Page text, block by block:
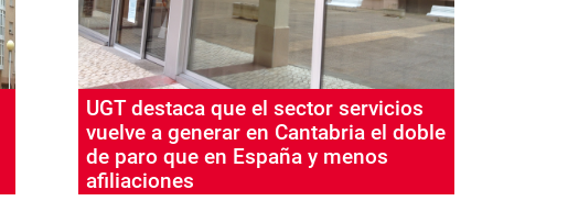
UGT destaca que el sector servicios
vuelve a generar en Cantabria el doble
de paro que en España y menos
afiliaciones